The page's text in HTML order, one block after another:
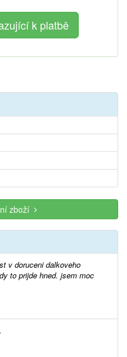
zboží
to prijde hned. jsem moc